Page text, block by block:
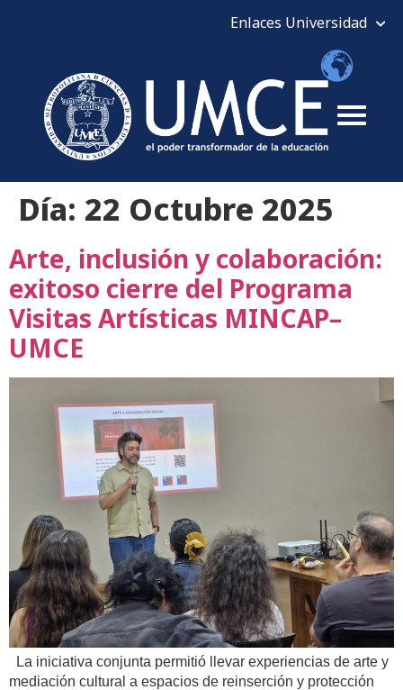
Día: 22 Octubre 2025
Arte, inclusión y colaboración:
exitoso cierre del Programa
Visitas Artísticas MINCAP–
UMCE
La iniciativa conjunta permitió llevar experiencias de arte y
mediación cultural a espacios de reinserción y protección